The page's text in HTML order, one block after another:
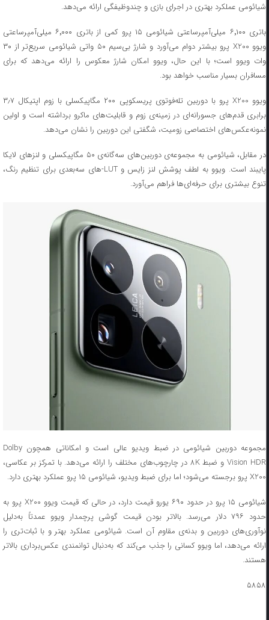
شیائومی عملکرد بهتری در اجرای بازی و چندوظیفگی ارائه می‌دهد.
باتری ۶٬۱۰۰ میلی‌آمپرساعتی شیائومی ۱۵ پرو کمی از باتری ۶٬۰۰۰ میلی‌آمپرساعتی
ویوو X200 پرو بیشتر دوام می‌آورد و شارژ بی‌سیم ۵۰ واتی شیائومی سریع‌تر از ۳۰
وات ویوو است؛ با این حال، ویوو امکان شارژ معکوس را ارائه می‌دهد که برای
مسافران بسیار مناسب خواهد بود.
ویوو X200 پرو با دوربین تله‌فوتوی پریسکوپی ۲۰۰ مگاپیکسلی با زوم اپتیکال ۳٫۷
برابری قدم‌های جسورانه‌ای در زمینه‌ی زوم و قابلیت‌های ماکرو برداشته است و اولین
‌نمونه‌عکس‌های اختصاصی زومیت، شگفتی این دوربین را نشان می‌دهد.
در مقابل، شیائومی به مجموعه‌ی دوربین‌های سه‌گانه‌ی ۵۰ مگاپیکسلی و لنزهای لایکا
پایبند است. ویوو به لطف پوشش لنز زایس و LUT-های سه‌بعدی برای تنظیم رنگ،
تنوع بیشتری برای حرفه‌ای‌ها فراهم می‌آورد.
مجموعه دوربین شیائومی در ضبط ویدیو عالی است و امکاناتی همچون Dolby
Vision HDR و ضبط ۸K در چارچوب‌های مختلف را ارائه می‌دهد. با تمرکز بر عکاسی،
X200 پرو برجسته می‌شود؛ اما برای ضبط ویدیو، شیائومی ۱۵ پرو عملکرد بهتری دارد.
شیائومی ۱۵ پرو در حدود ۶۹۰ یورو قیمت دارد، در حالی که قیمت ویوو X200 پرو به
حدود ۷۹۶ دلار می‌رسد. بالاتر بودن قیمت گوشی پرچمدار ویوو عمدتاً به‌دلیل
نوآوری‌های دوربین و بدنه‌ی مقاوم آن است. شیائومی عملکرد بهتر و با ثبات‌تری را
ارائه می‌دهد، اما ویوو کسانی را جذب می‌کند که به‌دنبال توانمندی‌ عکس‌برداری بالاتر
هستند.
۵۸۵۸